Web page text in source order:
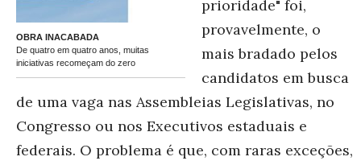
OBRA INACABADA
De quatro em quatro anos, muitas
iniciativas recomeçam do zero
prioridade" foi,
provavelmente, o
mais bradado pelos
candidatos em busca
de uma vaga nas Assembleias Legislativas, no
Congresso ou nos Executivos estaduais e
federais. O problema é que, com raras exceções,